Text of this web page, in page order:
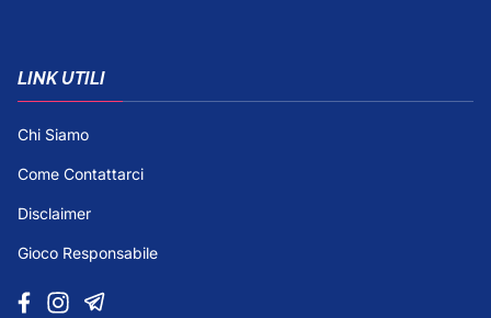
LINK UTILI
Chi Siamo
Come Contattarci
Disclaimer
Gioco Responsabile